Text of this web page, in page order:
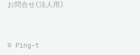
お問合せ(法人用)
© Ping-t